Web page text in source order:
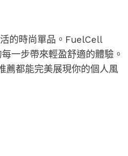
的時尚單品。FuelCell
一步帶來輕盈舒適的體驗。
薦都能完美展現你的個人風